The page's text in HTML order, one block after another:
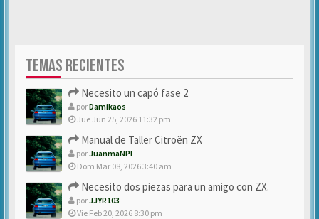
TEMAS RECIENTES
Necesito un capó fase 2
porDamikaos
Jue Jun 25, 2026 11:32 pm
Manual de Taller Citroën ZX
porJuanmaNPI
Dom Mar 08, 2026 3:40 am
Necesito dos piezas para un amigo con ZX.
porJJYR103
Vie Feb 20, 2026 8:30 pm